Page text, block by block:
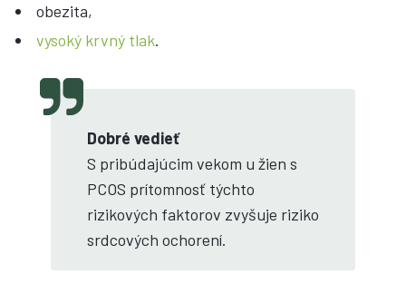
obezita,
vysoký krvný tlak.
Dobré vedieť
S pribúdajúcim vekom u žien s
PCOS prítomnosť týchto
rizikových faktorov zvyšuje riziko
srdcových ochorení.